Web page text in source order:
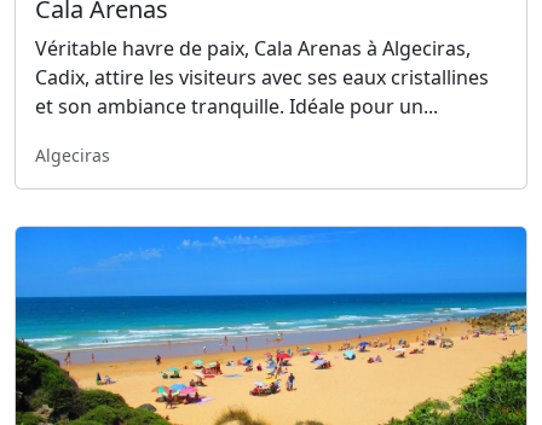
Cala Arenas
Véritable havre de paix, Cala Arenas à Algeciras,
Cadix, attire les visiteurs avec ses eaux cristallines
et son ambiance tranquille. Idéale pour un...
Algeciras